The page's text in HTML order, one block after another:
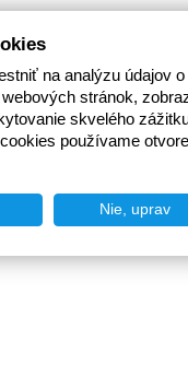
na analýzu údajov
stránok,
skvelého
používame
Nie, uprav